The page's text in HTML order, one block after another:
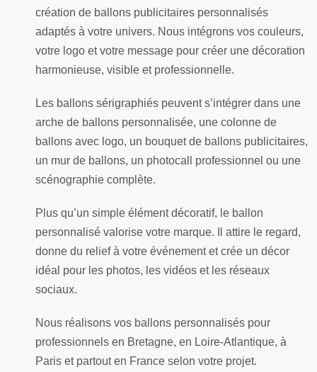
création de ballons publicitaires personnalisés
adaptés à votre univers. Nous intégrons vos couleurs,
votre logo et votre message pour créer une décoration
harmonieuse, visible et professionnelle.
Les ballons sérigraphiés peuvent s’intégrer dans une
arche de ballons personnalisée, une colonne de
ballons avec logo, un bouquet de ballons publicitaires,
un mur de ballons, un photocall professionnel ou une
scénographie complète.
Plus qu’un simple élément décoratif, le ballon
personnalisé valorise votre marque. Il attire le regard,
donne du relief à votre événement et crée un décor
idéal pour les photos, les vidéos et les réseaux
sociaux.
Nous réalisons vos ballons personnalisés pour
professionnels en Bretagne, en Loire-Atlantique, à
Paris et partout en France selon votre projet.